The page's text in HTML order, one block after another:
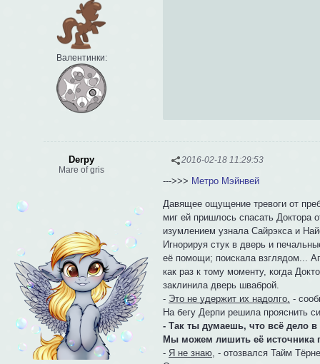
Валентинки:
2016-02-18 11:29:53
Derpy
Mare of gris
--->>> Метро Мэйнвей
Давящее ощущение тревоги от
миг ей пришлось спасать Доктора
изумлением узнала Сайрэкса и
Игнорируя стук в дверь и
её помощи; поискала взглядом...
как раз к тому моменту, когда
заклинила дверь шваброй.
- Это не удержит их надолго, -
На бегу Дерпи решила прояснить
- Так ты думаешь, что всё дело в
Мы можем лишить её источника
-Я не знаю, - отозвался Тайм